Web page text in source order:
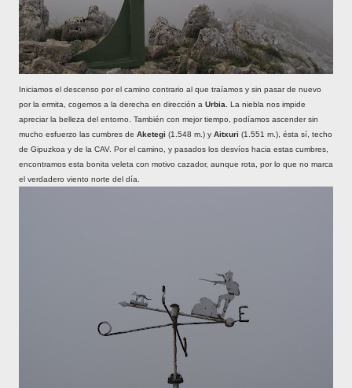
Iniciamos el descenso por el camino contrario al que traíamos y sin pasar de nuevo
por la ermita, cogemos a la derecha en dirección a Urbia.
La niebla nos impide
apreciar la belleza del entorno. También con mejor tiempo, podíamos ascender sin
mucho esfuerzo las cumbres de Aketegi (1.548 m.) y Aitxuri (1.551 m.), ésta sí, techo
de Gipuzkoa y de la CAV. Por el camino, y pasados los desvíos hacia estas cumbres,
encontramos esta bonita veleta con motivo cazador, aunque rota, por lo que no marca
el verdadero viento norte del día.